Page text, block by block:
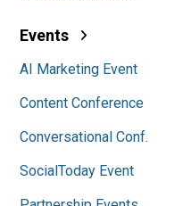
Events
AI Marketing Event
Content Conference
Conversational Conf.
SocialToday Event